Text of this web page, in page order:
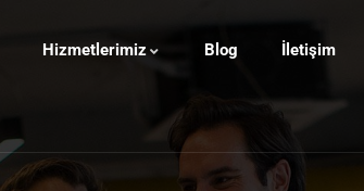
Hizmetlerimiz Blog İletişim